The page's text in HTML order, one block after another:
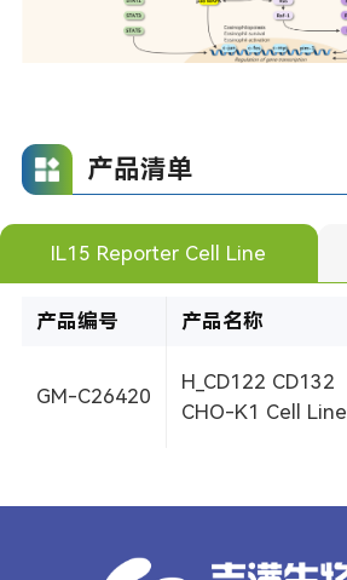
产品清单
IL15 Reporter Cell Line
产品编号 产品名称
GM-C26420
H_CD122 CD132
CHO-K1 Cell Line